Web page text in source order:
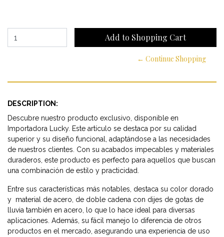
← Continue Shopping
DESCRIPTION:
Descubre nuestro producto exclusivo, disponible en
Importadora Lucky. Este artículo se destaca por su calidad
superior y su diseño funcional, adaptándose a las necesidades
de nuestros clientes. Con su acabados impecables y materiales
duraderos, este producto es perfecto para aquellos que buscan
una combinación de estilo y practicidad.
Entre sus características más notables, destaca su color dorado
y material de acero, de doble cadena con dijes de gotas de
lluvia también en acero, lo que lo hace ideal para diversas
aplicaciones. Además, su fácil manejo lo diferencia de otros
productos en el mercado, asegurando una experiencia de uso